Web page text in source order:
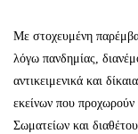
Με στοχευμένη
λόγω πανδημίας,
αντικειμενικά και
εκείνων που
Σωματείων και